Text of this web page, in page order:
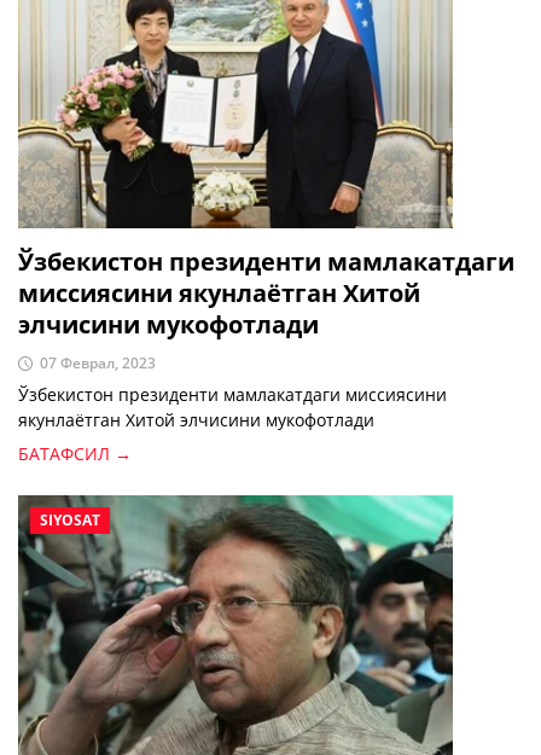
Ўзбекистон президенти мамлакатдаги
миссиясини якунлаётган Хитой
элчисини мукофотлади
07 Феврал, 2023
Ўзбекистон президенти мамлакатдаги миссиясини
якунлаётган Хитой элчисини мукофотлади
БАТАФСИЛ →
SIYOSAT